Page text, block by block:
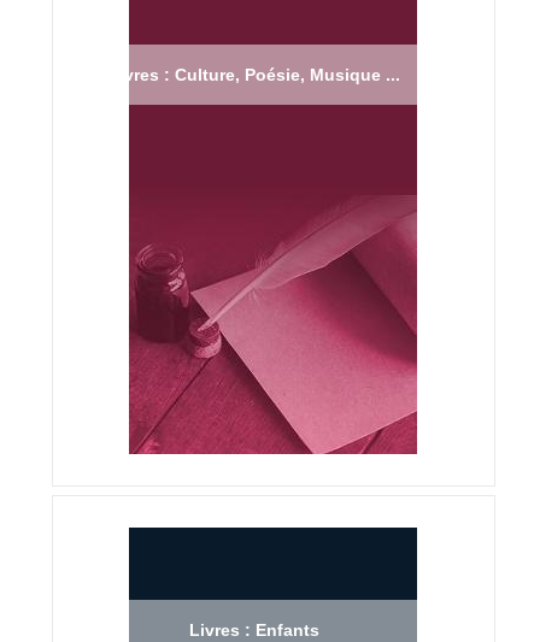
Livres : Culture, Poésie, Musique ...
Livres : Enfants